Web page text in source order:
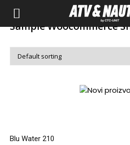
Sample Woocommerce
Blu Water 210